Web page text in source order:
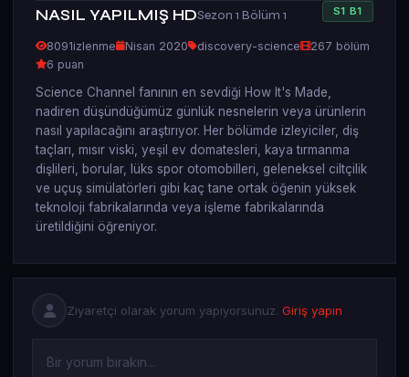
NASIL YAPILMIŞ HDSezon 1 Bölüm 1 S1 B1
8091izlenme Nisan 2020 discovery-science
267 bölüm
6 puan
Science Channel fanının en sevdiği How It's Made,
nadiren düşündüğümüz günlük nesnelerin veya ürünlerin
nasıl yapılacağını araştırıyor. Her bölümde izleyiciler, diş
taçları, mısır viski, yeşil ev domatesleri, kaya tırmanma
dişlileri, borular, lüks spor otomobilleri, geleneksel ciltçilik
ve uçuş simülatörleri gibi kaç tane ortak öğenin yüksek
teknoloji fabrikalarında veya işleme fabrikalarında
üretildiğini öğreniyor.
Ziyaretçi olarak yorum yapıyorsunuz. Giriş yapın